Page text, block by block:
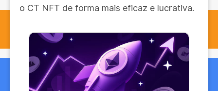
o CT NFT de forma mais eficaz e lucrativa.